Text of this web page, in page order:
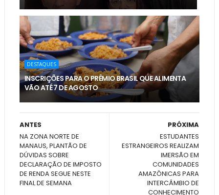
DESTAQUES
INSCRIÇÕES PARA O PRÊMIO BRASIL QUE ALIMENTA
VÃO ATÉ 7 DE AGOSTO
PRÓXIMA
ESTUDANTES
ESTRANGEIROS REALIZAM
IMERSÃO EM
COMUNIDADES
AMAZÔNICAS PARA
INTERCÂMBIO DE
CONHECIMENTO
ANTES
NA ZONA NORTE DE
MANAUS, PLANTÃO DE
DÚVIDAS SOBRE
DECLARAÇÃO DE IMPOSTO
DE RENDA SEGUE NESTE
FINAL DE SEMANA